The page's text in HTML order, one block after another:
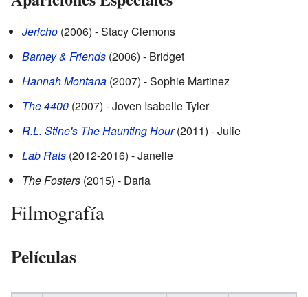
Jericho (2006) - Stacy Clemons
Barney & Friends (2006) - Bridget
Hannah Montana (2007) - Sophie Martinez
The 4400 (2007) - Joven Isabelle Tyler
R.L. Stine's The Haunting Hour(2011) - Julie
Lab Rats (2012-2016) - Janelle
The Fosters (2015) - Daria
Filmografía
Películas